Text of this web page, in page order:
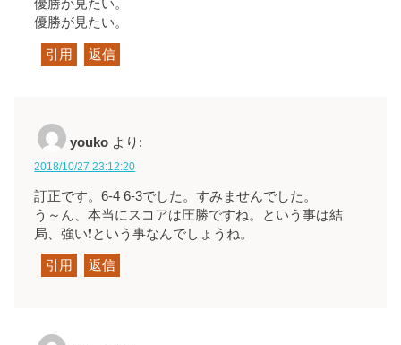
優勝が見たい。
優勝が見たい。
引用 返信
youko より:
2018/10/27 23:12:20
訂正です。6-4 6-3でした。すみませんでした。
う～ん、本当にスコアは圧勝ですね。という事は結
局、強い❗という事なんでしょうね。
引用 返信